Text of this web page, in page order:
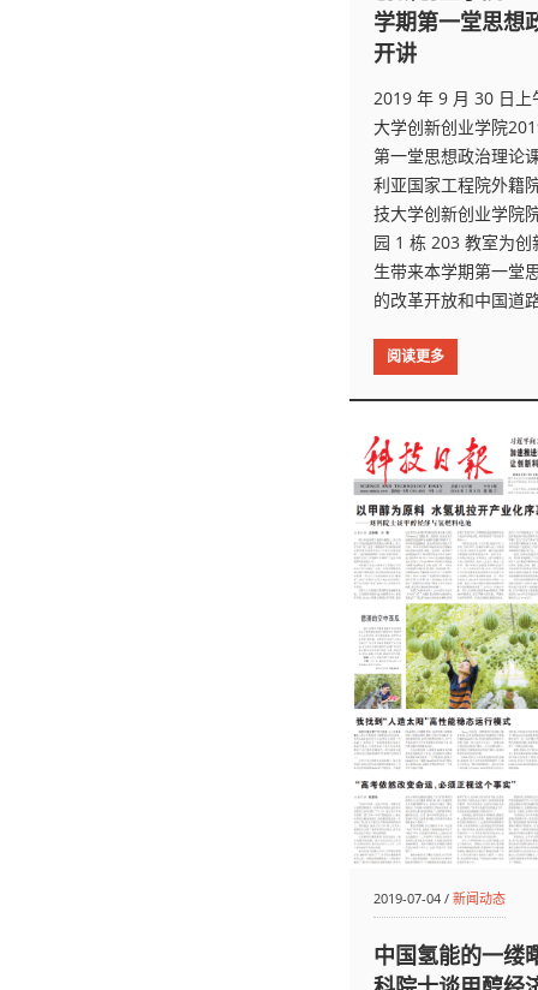
学期第一堂思想
开讲
2019 年 9 月 30 日上
大学创新创业学院
第一堂思想政治理论
利亚国家工程院外籍
技大学创新创业学院
园 1 栋 203 教室为创
生带来本学期第一堂
的改革开放和中国道
阅读更多
2019-07-04 /新闻动态
中国氢能的一